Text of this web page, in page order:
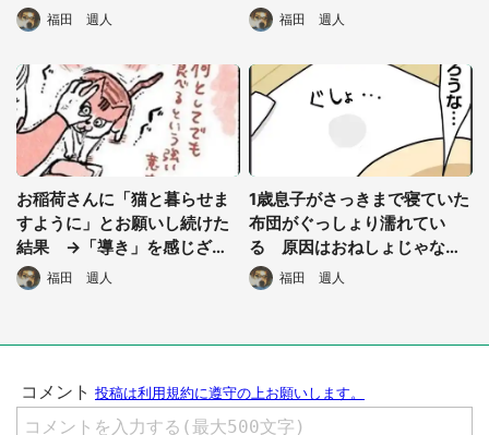
ハック」に感動
福田 週人
なった話福田 週人
お稲荷さんに「猫と暮らせま
すように」とお願いし続けた
結果 →「導き」を感じざる
を得ないニャンコがやってき
た
福田 週人
1歳息子がさっきまで寝ていた
布団がぐっしょり濡れてい
る 原因はおねしょじゃなく
て、まさかの...
福田 週人